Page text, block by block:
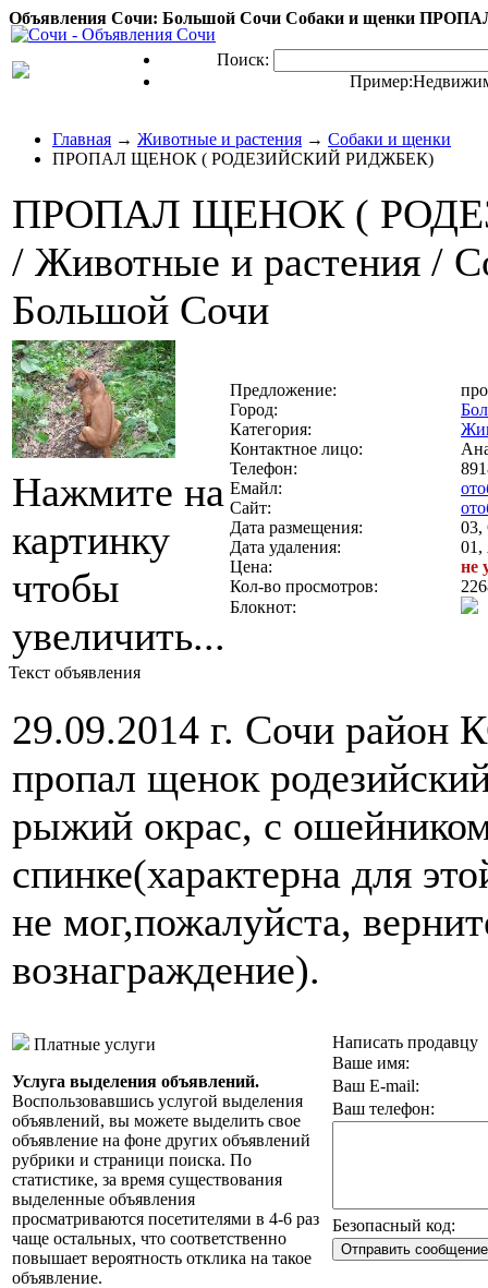
Объявления Сочи: Большой Сочи Собаки и щенки
Поиск:
Пример:
Главная → Животные и растения → Собаки и щенки
ПРОПАЛ ЩЕНОК ( РОДЕЗИЙСКИЙ РИДЖБЕК)
ПРОПАЛ ЩЕНОК (
/ Животные и растения /
Большой Сочи
Нажмите на
картинку
чтобы
увеличить...
Предложение:
Город:
Категория:
Контактное лицо:
Телефон:
Емайл:
Сайт:
Дата размещения:
03,
Дата удаления:
01,
Цена:
не
Кол-во просмотров:
Блокнот:
Текст объявления
29.09.2014 г. Сочи
пропал щенок
рыжий окрас, с
спинке(характерна для
не мог,пожалуйста,
вознаграждение).
Платные услуги
Услуга выделения объявлений.
Воспользовавшись услугой выделения
объявлений, вы можете выделить свое
объявление на фоне других объявлений
рубрики и страници поиска. По
статистике, за время существования
выделенные объявления
просматриваются посетителями в 4-6 раз
чаще остальных, что соответственно
повышает вероятность отклика на такое
объявление.
Написать продавцу
Ваше имя:
Ваш E-mail:
Ваш телефон:
Безопасный код: